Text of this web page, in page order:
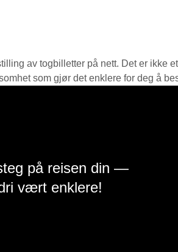
av togbilletter på nett. Det er ikke
som gjør det enklere for deg å
på reisen din —
vært enklere!